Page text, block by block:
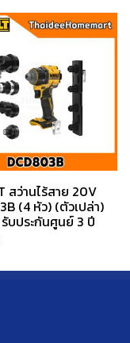
สว่านไร้สาย 20V
(4 หัว) (ตัวเปล่า)
บประกันศูนย์ 3 ปี